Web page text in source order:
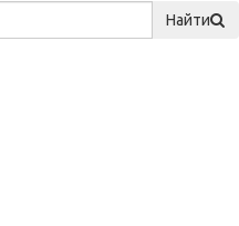
Найти